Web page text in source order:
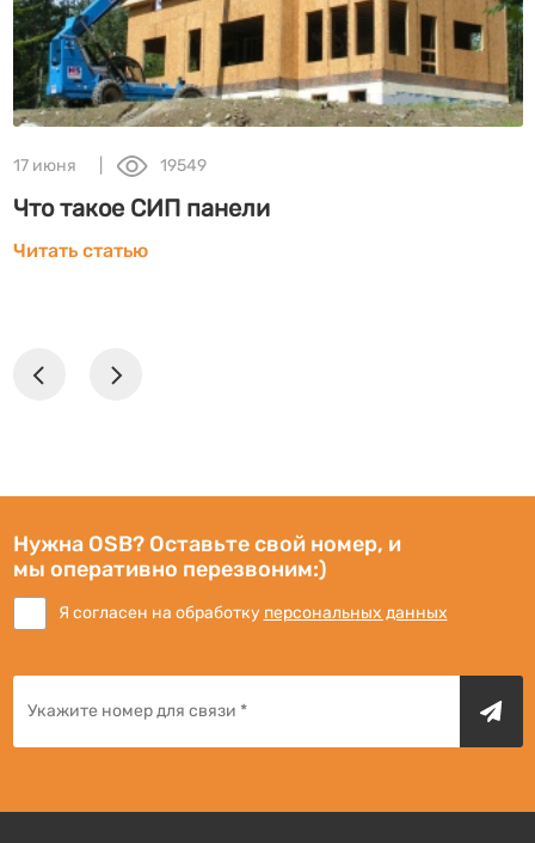
17 июня 19549
Что такое СИП панели
Читать статью
Нужна OSB? Оставьте свой номер, и
мы оперативно перезвоним:)
Я согласен на обработку персональных данных